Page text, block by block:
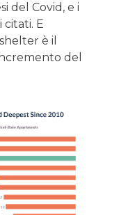
del Covid, e i
citati. E
è il
del